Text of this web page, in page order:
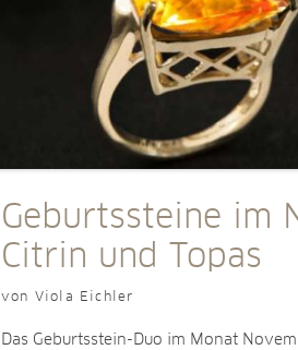
Geburtssteine im
Citrin und Topas
von Viola Eichler
Das Geburtsstein-Duo im Monat